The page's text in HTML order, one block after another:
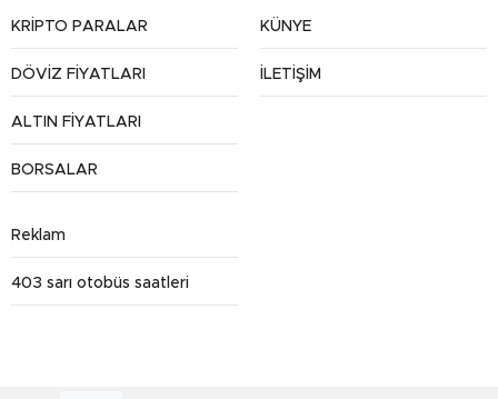
KRİPTO PARALAR
DÖVİZ FİYATLARI
ALTIN FİYATLARI
BORSALAR
KÜNYE
İLETİŞİM
Reklam
403 sarı otobüs saatleri